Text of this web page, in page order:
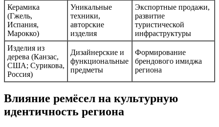
Керамика
(Гжель,
Испания,
Марокко)
Уникальные
техники,
авторские
изделия
Экспортные продажи,
развитие
туристической
инфраструктуры
Изделия из
дерева (Канзас,
США; Сурикова,
Россия)
Дизайнерские и
функциональные
предметы
Формирование
брендового имиджа
региона
Влияние ремёсел на культурную
идентичность региона